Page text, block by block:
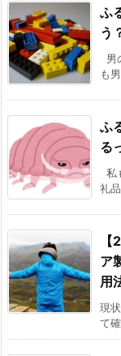
ふ
う
男
も
ふ
る
私
礼
ア
用
現
て